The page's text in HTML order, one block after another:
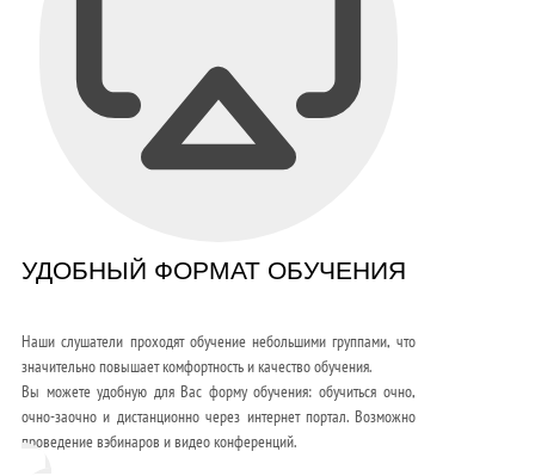
УДОБНЫЙ ФОРМАТ ОБУЧЕНИЯ
Наши слушатели проходят обучение небольшими группами, что
значительно повышает комфортность и качество обучения.
Вы можете удобную для Вас форму обучения: обучиться очно,
очно-заочно и дистанционно через интернет портал. Возможно
проведение вэбинаров и видео конференций.